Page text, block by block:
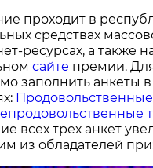
проходит в
средствах
ресурсах, а также
сайте премии.
заполнить анкеты в
Продовольственные
всех трех анкет
из обладателей